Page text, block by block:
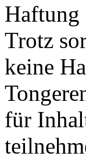
Trotz
keine
für